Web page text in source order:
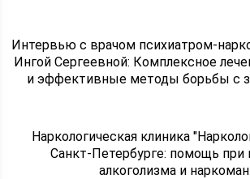
Интервью с врачом психиатром-
Ингой Сергеевной: Комплексное
и эффективные методы борьбы с
Наркологическая клиника
Санкт-Петербурге: помощь при
алкоголизма и